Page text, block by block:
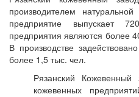
производителем
предприятие выпускает
предприятия являются более
В производстве
более 1,5 тыс. чел.
Рязанский
кожевенных